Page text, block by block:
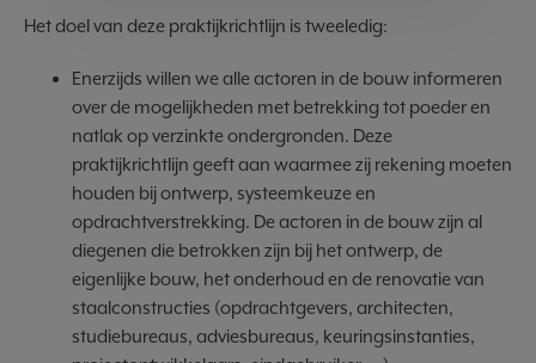
Het doel van deze praktijkrichtlijn is tweeledig:
Enerzijds willen we alle actoren in de bouw informeren
over de mogelijkheden met betrekking tot poeder en
natlak op verzinkte ondergronden. Deze
praktijkrichtlijn geeft aan waarmee zij rekening moeten
houden bij ontwerp, systeemkeuze en
opdrachtverstrekking. De actoren in de bouw zijn al
diegenen die betrokken zijn bij het ontwerp, de
eigenlijke bouw, het onderhoud en de renovatie van
staalconstructies (opdrachtgevers, architecten,
studiebureaus, adviesbureaus, keuringsinstanties,